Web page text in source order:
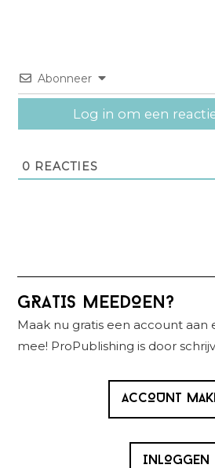
Abonneer
Log in om een
0 REACTIES
Primaire
Sidebar
GRATIS MEEDOEN?
Maak nu gratis een account aan
mee! ProPublishing is door
ACCOUNT
INLOGGEN